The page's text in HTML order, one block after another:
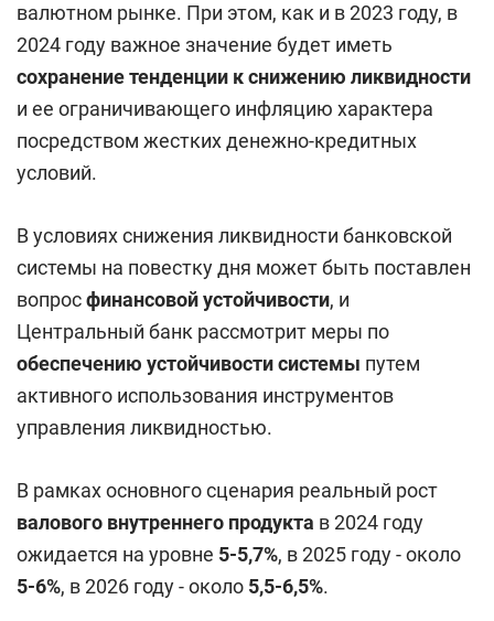
валютном рынке. При этом, как и в 2023 году, в
2024 году важное значение будет иметь
сохранение тенденции к снижению ликвидности
и ее ограничивающего инфляцию характера
посредством жестких денежно-кредитных
условий.
В условиях снижения ликвидности банковской
системы на повестку дня может быть поставлен
вопросфинансовой устойчивости, и
Центральный банк рассмотрит меры по
обеспечению устойчивости системы путем
активного использования инструментов
управления ликвидностью.
В рамках основного сценария реальный рост
валового внутреннего продукта в 2024 году
ожидается на уровне 5-5,7%, в 2025 году - около
5-6%, в 2026 году - около 5,5-6,5%.